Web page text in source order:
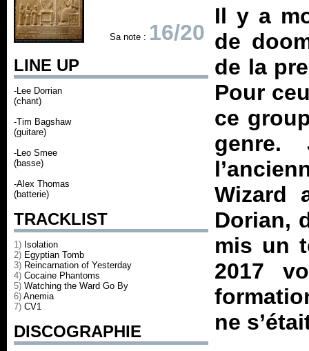
Sa note : 16/20
LINE UP
-Lee Dorrian
(chant)
-Tim Bagshaw
(guitare)
-Leo Smee
(basse)
-Alex Thomas
(batterie)
TRACKLIST
1) Isolation
2) Egyptian Tomb
3) Reincarnation of Yesterday
4) Cocaine Phantoms
5) Watching the Ward Go By
6) Anemia
7) CV1
DISCOGRAPHIE
Il y a
de
de la
Pour
ce
Wizard
Dorian,
mis un
2017
ne